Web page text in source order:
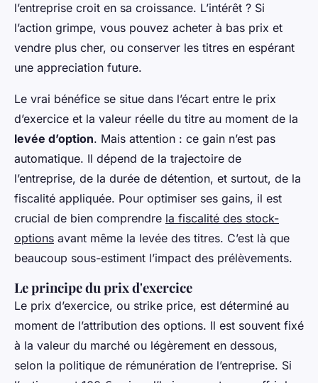
l’entreprise croit en sa croissance. L’intérêt ? Si
l’action grimpe, vous pouvez acheter à bas prix et
vendre plus cher, ou conserver les titres en espérant
une appreciation future.
Le vrai bénéfice se situe dans l’écart entre le prix
d’exercice et la valeur réelle du titre au moment de la
levée d’option. Mais attention : ce gain n’est pas
automatique. Il dépend de la trajectoire de
l’entreprise, de la durée de détention, et surtout, de la
fiscalité appliquée. Pour optimiser ses gains, il est
crucial de bien comprendre la fiscalité des stock-
options avant même la levée des titres. C’est là que
beaucoup sous-estiment l’impact des prélèvements.
Le principe du prix d'exercice
Le prix d’exercice, ou strike price, est déterminé au
moment de l’attribution des options. Il est souvent fixé
à la valeur du marché ou légèrement en dessous,
selon la politique de rémunération de l’entreprise. Si